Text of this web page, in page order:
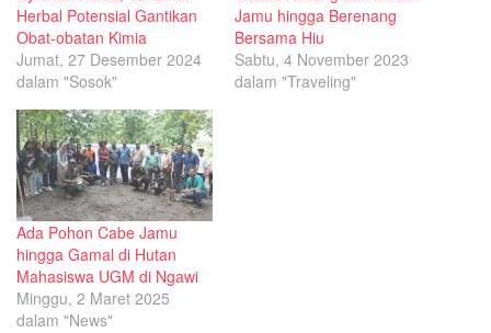
Herbal Potensial Gantikan
Obat-obatan Kimia
Jumat, 27 Desember 2024
dalam "Sosok"
Jamu hingga Berenang
Bersama Hiu
Sabtu, 4 November 2023
dalam "Traveling"
Ada Pohon Cabe Jamu
hingga Gamal di Hutan
Mahasiswa UGM di Ngawi
Minggu, 2 Maret 2025
dalam "News"